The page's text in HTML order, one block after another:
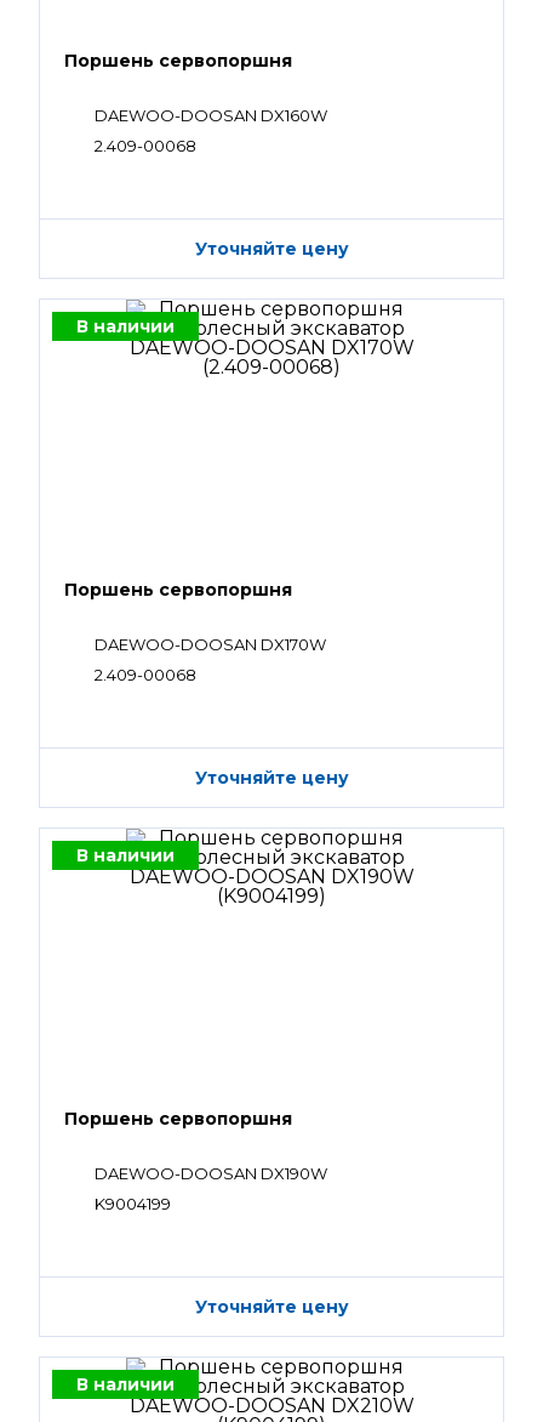
Поршень сервопоршня
DAEWOO-DOOSAN DX160W
2.409-00068
Уточняйте цену
В наличии
Поршень сервопоршня
DAEWOO-DOOSAN DX170W
2.409-00068
Уточняйте цену
В наличии
Поршень сервопоршня
DAEWOO-DOOSAN DX190W
K9004199
Уточняйте цену
В наличии